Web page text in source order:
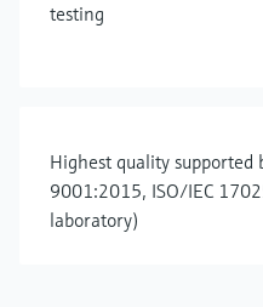
testing
Highest quality
9001:2015, ISO/IEC
laboratory)